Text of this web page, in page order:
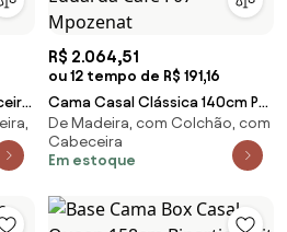
R$ 2.064,51
ou 12 tempo de R$ 191,16
Cama Casal Clássica 140cm Pé
Madeira Eduarda Café F07 -
Mpozenat
De Madeira, com Colchão, com
Cabeceira
Em estoque